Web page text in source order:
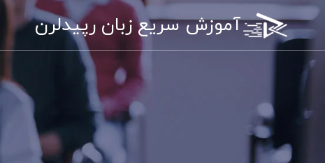
پرش
محتوا
آموزش سریع زبان رپیدلرن